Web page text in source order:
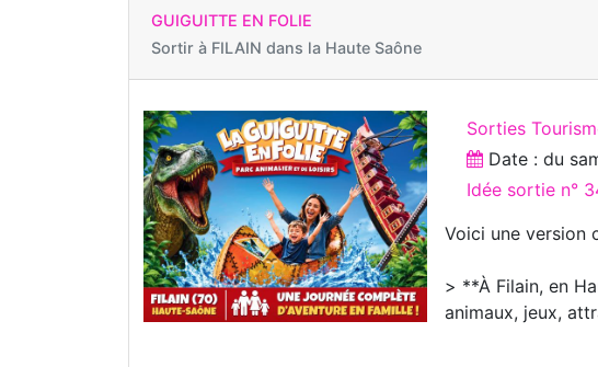
GUIGUITTE EN FOLIE
Sortir à FILAIN dans la Haute Saône
Sorties
Date : du
Idée sortie n°
Voici une version
> **À Filain, en
animaux, jeux,